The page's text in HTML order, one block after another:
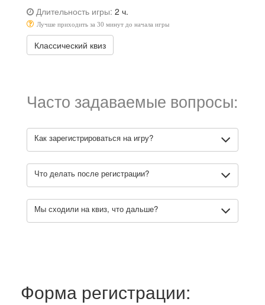
Длительность игры: 2 ч.
Лучше приходить за 30 минут до начала игры
Классический квиз
Часто задаваемые вопросы:
Как зарегистрироваться на игру?
Что делать после регистрации?
Мы сходили на квиз, что дальше?
Форма регистрации: